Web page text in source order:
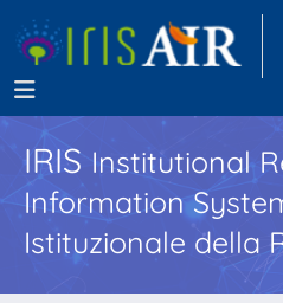
IRISInstitutional
Information
Istituzionale della